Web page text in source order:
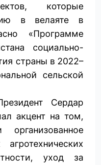
которые
в велаяте в
«Прог­рамме
­социально-
страны в 2022–
сельской
Сердар
акцент на том,
уход за